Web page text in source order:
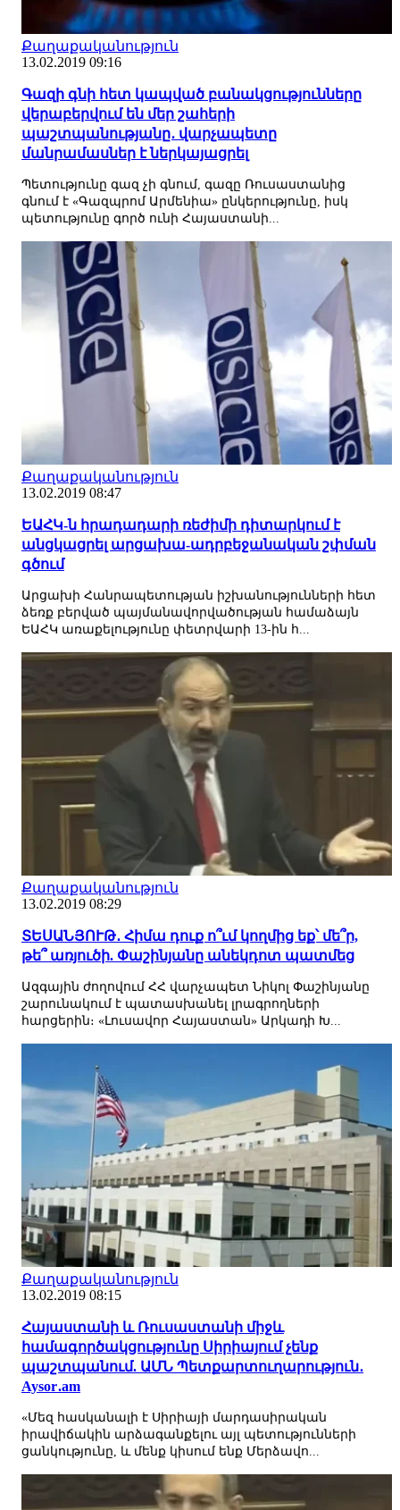
Քաղաքականություն
13.02.2019 09:16
Գազի գնի հետ կապված բանակցությունները
վերաբերվում են մեր շահերի
պաշտպանությանը․ վարչապետը
մանրամասներ է ներկայացրել
Պետությունը գազ չի գնում, գազը Ռուսաստանից
գնում է «Գազպրոմ Արմենիա» ընկերությունը, իսկ
պետությունը գործ ունի Հայաստանի...
Քաղաքականություն
13.02.2019 08:47
ԵԱՀԿ-ն հրադադարի ռեժիմի դիտարկում է
անցկացրել արցախա-ադրբեջանական շփման
գծում
Արցախի Հանրապետության իշխանությունների հետ
ձեռք բերված պայմանավորվածության համաձայն
ԵԱՀԿ առաքելությունը փետրվարի 13-ին հ...
Քաղաքականություն
13.02.2019 08:29
ՏԵՍԱՆՅՈՒԹ․ Հիմա դուք ո՞ւմ կողմից եք՝ մե՞ր,
թե՞ առյուծի. Փաշինյանը անեկդոտ պատմեց
Ազգային ժողովում ՀՀ վարչապետ Նիկոլ Փաշինյանը
շարունակում է պատասխանել լրագրողների
հարցերին։ «Լուսավոր Հայաստան» Արկադի Խ...
Քաղաքականություն
13.02.2019 08:15
Հայաստանի և Ռուսաստանի միջև
համագործակցությունը Սիրիայում չենք
պաշտպանում. ԱՄՆ Պետքարտուղարություն․
Aysor․am
«Մեզ հասկանալի է Սիրիայի մարդասիրական
իրավիճակին արձագանքելու այլ պետությունների
ցանկությունը, և մենք կիսում ենք Մերձավո...